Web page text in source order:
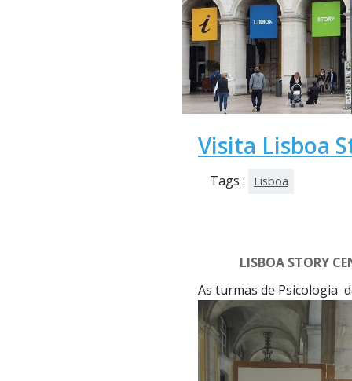
Visita Lisboa
Tags : Lisboa
LISBOA STORY
As turmas de Psicologia